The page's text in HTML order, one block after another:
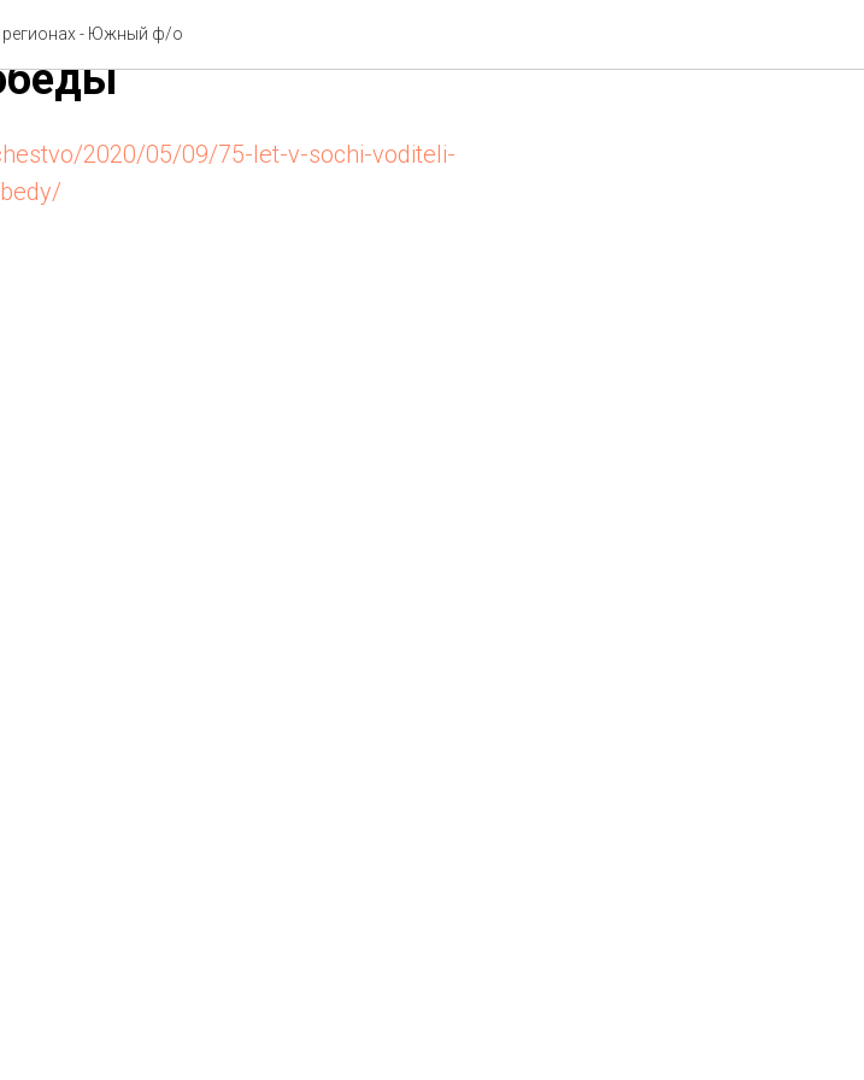
регионах - Южный ф/оавтобусов устроили
2020/05/09/75-let-v-sochi-voditeli-